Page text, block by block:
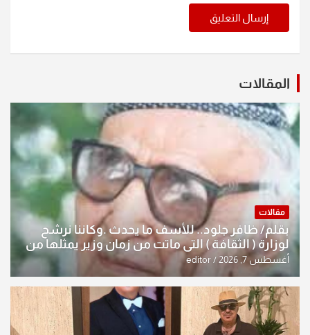
المقالات
مقالات
بقلم/ ظافر جلود.. للأسف ما يحدث .وكاننا نرشح
لوزارة ( الثقافة ) التي ماتت من زمان وزير يمثلها من
النخبة والإرث العظيم للثقافة العراقية..
أغسطس 7, 2026 editor